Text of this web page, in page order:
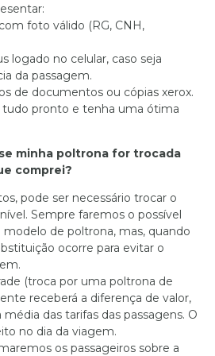
foto válido (RG, CNH,
logado no celular, caso seja
da passagem.
de documentos ou cópias xerox.
tudo pronto e tenha uma ótima
minha poltrona for trocada
comprei?
pode ser necessário trocar o
Sempre faremos o possível
de poltrona, mas, quando
ocorre para evitar o
(troca por uma poltrona de
receberá a diferença de valor,
das tarifas das passagens. O
no dia da viagem.
os passageiros sobre a